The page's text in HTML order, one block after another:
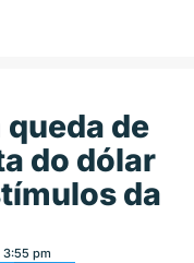
de
do dólar
da
3:55 pm